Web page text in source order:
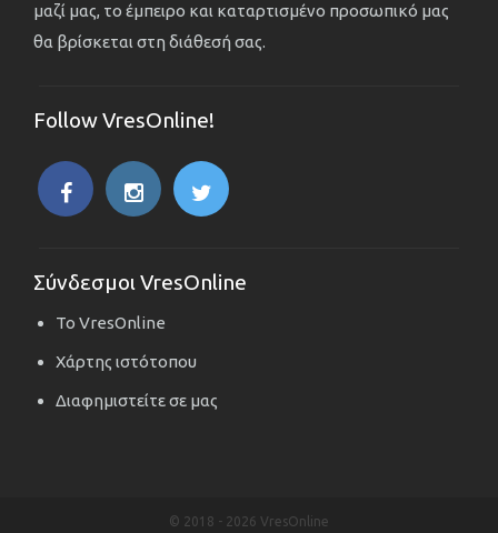
μαζί μας, το έμπειρο και καταρτισμένο προσωπικό μας
θα βρίσκεται στη διάθεσή σας.
Follow VresOnline!
Σύνδεσμοι VresOnline
Το VresOnline
Χάρτης ιστότοπου
Διαφημιστείτε σε μας
© 2018 - 2026 VresOnline